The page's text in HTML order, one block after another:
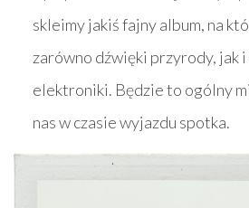
skleimy jakiś fajny album, na
zarówno dźwięki przyrody, jak
elektroniki. Będzie to ogólny
nas w czasie wyjazdu spotka.